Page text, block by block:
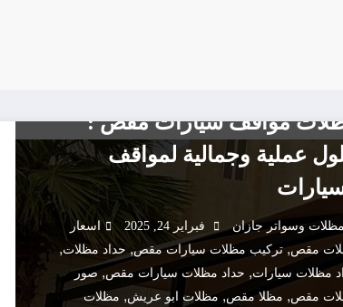
مواقف سيارات مقص :
عملية وجمالية لمواقف
مظلات وسواتر جازان فبراير 24, 2025
اسعار
مقص,تركيب مظلات سيارات مقص, حداد مظلات,
مظلات سيارات, حداد مظلات سيارات مقص,صور
مقص, مظلا مقص, مظلات ابو عريش,مظلات